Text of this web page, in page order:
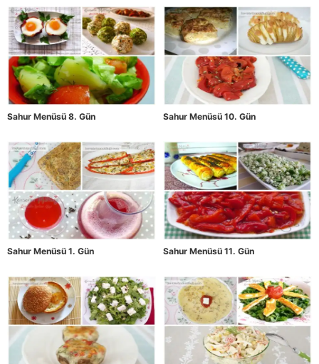
Sahur Menüsü 8. Gün Sahur Menüsü 10. Gün
Sahur Menüsü 1. Gün Sahur Menüsü 11. Gün